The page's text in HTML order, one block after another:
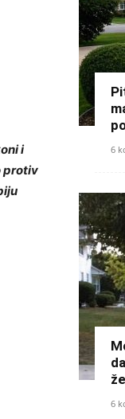
i
protiv
6
6